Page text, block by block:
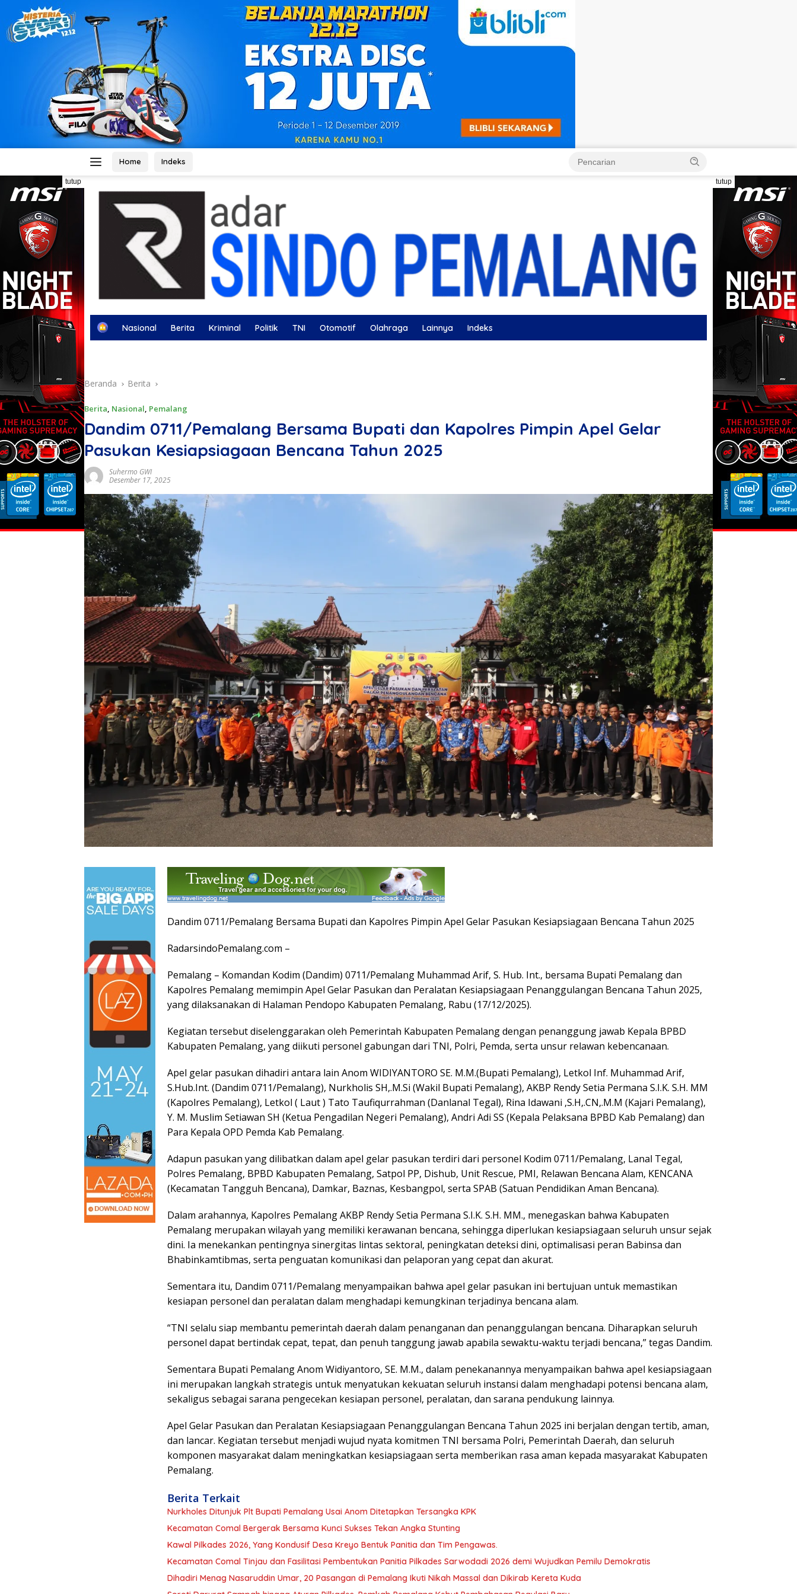
Home Indeks
tutup tutup
H
Nasional Berita Kriminal Politik TNI Otomotif Olahraga Lainnya Indeks
Beranda Berita
Berita, Nasional, Pemalang
Dandim 0711/Pemalang Bersama Bupati dan Kapolres Pimpin Apel Gelar
Pasukan Kesiapsiagaan Bencana Tahun 2025
Suhermo GWI
Desember 17, 2025
Dandim 0711/Pemalang Bersama Bupati dan Kapolres Pimpin Apel Gelar Pasukan Kesiapsiagaan Bencana Tahun 2025
RadarsindoPemalang.com –
Pemalang – Komandan Kodim (Dandim) 0711/Pemalang Muhammad Arif, S. Hub. Int., bersama Bupati Pemalang dan
Kapolres Pemalang memimpin Apel Gelar Pasukan dan Peralatan Kesiapsiagaan Penanggulangan Bencana Tahun 2025,
yang dilaksanakan di Halaman Pendopo Kabupaten Pemalang, Rabu (17/12/2025).
Kegiatan tersebut diselenggarakan oleh Pemerintah Kabupaten Pemalang dengan penanggung jawab Kepala BPBD
Kabupaten Pemalang, yang diikuti personel gabungan dari TNI, Polri, Pemda, serta unsur relawan kebencanaan.
Apel gelar pasukan dihadiri antara lain Anom WIDIYANTORO SE. M.M.(Bupati Pemalang), Letkol Inf. Muhammad Arif,
S.Hub.Int. (Dandim 0711/Pemalang), Nurkholis SH,.M.Si (Wakil Bupati Pemalang), AKBP Rendy Setia Permana S.I.K. S.H. MM
(Kapolres Pemalang), Letkol ( Laut ) Tato Taufiqurrahman (Danlanal Tegal), Rina Idawani ,S.H,.CN,.M.M (Kajari Pemalang),
Y. M. Muslim Setiawan SH (Ketua Pengadilan Negeri Pemalang), Andri Adi SS (Kepala Pelaksana BPBD Kab Pemalang) dan
Para Kepala OPD Pemda Kab Pemalang.
Adapun pasukan yang dilibatkan dalam apel gelar pasukan terdiri dari personel Kodim 0711/Pemalang, Lanal Tegal,
Polres Pemalang, BPBD Kabupaten Pemalang, Satpol PP, Dishub, Unit Rescue, PMI, Relawan Bencana Alam, KENCANA
(Kecamatan Tangguh Bencana), Damkar, Baznas, Kesbangpol, serta SPAB (Satuan Pendidikan Aman Bencana).
Dalam arahannya, Kapolres Pemalang AKBP Rendy Setia Permana S.I.K. S.H. MM., menegaskan bahwa Kabupaten
Pemalang merupakan wilayah yang memiliki kerawanan bencana, sehingga diperlukan kesiapsiagaan seluruh unsur sejak
dini. Ia menekankan pentingnya sinergitas lintas sektoral, peningkatan deteksi dini, optimalisasi peran Babinsa dan
Bhabinkamtibmas, serta penguatan komunikasi dan pelaporan yang cepat dan akurat.
Sementara itu, Dandim 0711/Pemalang menyampaikan bahwa apel gelar pasukan ini bertujuan untuk memastikan
kesiapan personel dan peralatan dalam menghadapi kemungkinan terjadinya bencana alam.
“TNI selalu siap membantu pemerintah daerah dalam penanganan dan penanggulangan bencana. Diharapkan seluruh
personel dapat bertindak cepat, tepat, dan penuh tanggung jawab apabila sewaktu-waktu terjadi bencana,” tegas Dandim.
Sementara Bupati Pemalang Anom Widiyantoro, SE. M.M., dalam penekanannya menyampaikan bahwa apel kesiapsiagaan
ini merupakan langkah strategis untuk menyatukan kekuatan seluruh instansi dalam menghadapi potensi bencana alam,
sekaligus sebagai sarana pengecekan kesiapan personel, peralatan, dan sarana pendukung lainnya.
Apel Gelar Pasukan dan Peralatan Kesiapsiagaan Penanggulangan Bencana Tahun 2025 ini berjalan dengan tertib, aman,
dan lancar. Kegiatan tersebut menjadi wujud nyata komitmen TNI bersama Polri, Pemerintah Daerah, dan seluruh
komponen masyarakat dalam meningkatkan kesiapsiagaan serta memberikan rasa aman kepada masyarakat Kabupaten
Pemalang.
Berita Terkait
Nurkholes Ditunjuk Plt Bupati Pemalang Usai Anom Ditetapkan Tersangka KPK
Kecamatan Comal Bergerak Bersama Kunci Sukses Tekan Angka Stunting
Kawal Pilkades 2026, Yang Kondusif Desa Kreyo Bentuk Panitia dan Tim Pengawas.
Kecamatan Comal Tinjau dan Fasilitasi Pembentukan Panitia Pilkades Sarwodadi 2026 demi Wujudkan Pemilu Demokratis
Dihadiri Menag Nasaruddin Umar, 20 Pasangan di Pemalang Ikuti Nikah Massal dan Dikirab Kereta Kuda